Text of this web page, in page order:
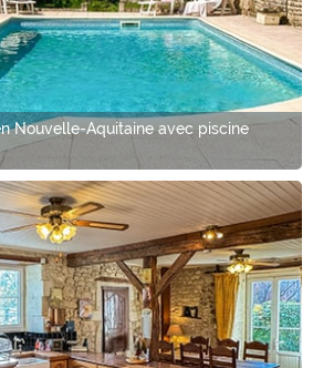
Nouvelle-Aquitaine avec piscine